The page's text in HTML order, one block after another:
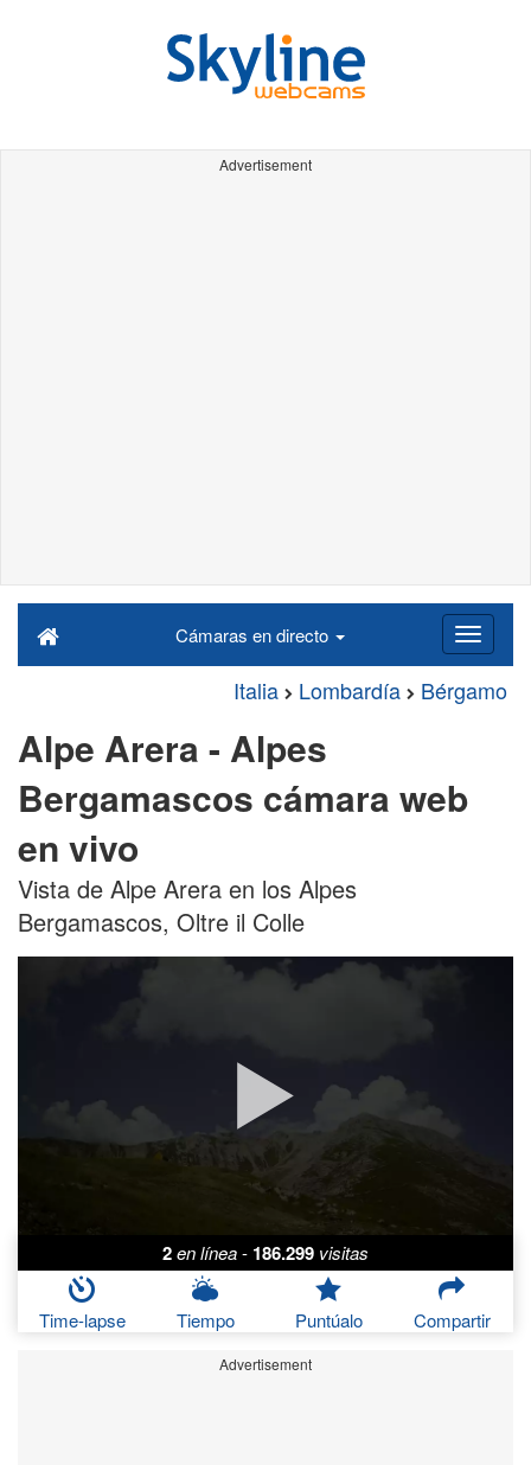
Advertisement
Cámaras en directo
Italia Lombardía Bérgamo
Alpe Arera - Alpes
Bergamascos cámara web
en vivo
Vista de Alpe Arera en los Alpes
Bergamascos, Oltre il Colle
2en línea- 186.299 visitas
Time-lapse Tiempo Puntúalo Compartir
Advertisement